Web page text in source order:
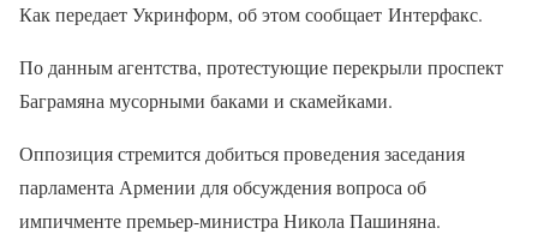
Как передает Укринформ, об этом сообщает Интерфакс.
По данным агентства, протестующие перекрыли проспект
Баграмяна мусорными баками и скамейками.
Оппозиция стремится добиться проведения заседания
парламента Армении для обсуждения вопроса об
импичменте премьер-министра Никола Пашиняна.